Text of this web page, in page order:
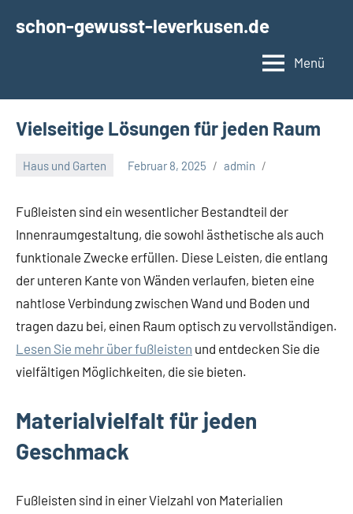
Inhaltschon-gewusst-leverkusen.de
Menü
Vielseitige Lösungen für jeden Raum
Haus und Garten Februar 8, 2025 admin
Fußleisten sind ein wesentlicher Bestandteil der
Innenraumgestaltung, die sowohl ästhetische als auch
funktionale Zwecke erfüllen. Diese Leisten, die entlang
der unteren Kante von Wänden verlaufen, bieten eine
nahtlose Verbindung zwischen Wand und Boden und
tragen dazu bei, einen Raum optisch zu vervollständigen.
Lesen Sie mehr über fußleisten und entdecken Sie die
vielfältigen Möglichkeiten, die sie bieten.
Materialvielfalt für jeden
Geschmack
Fußleisten sind in einer Vielzahl von Materialien